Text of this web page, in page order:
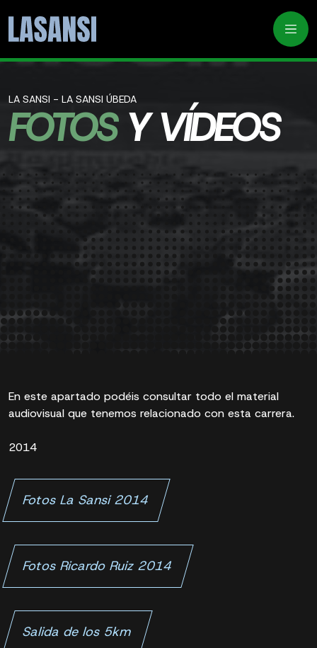
LA SANSI - LA SANSI ÚBEDA
FOTOS Y VÍDEOS
En este apartado podéis consultar todo el material
audiovisual que tenemos relacionado con esta carrera.
2014
Fotos La Sansi 2014
Fotos Ricardo Ruiz 2014
Salida de los 5km